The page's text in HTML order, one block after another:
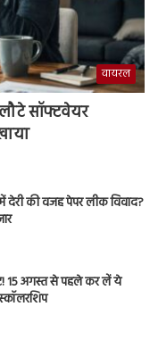
वायरल
सॉफ्टवेयर
देरी की वजह पेपर लीक विवाद?
15 अगस्त से पहले कर लें ये